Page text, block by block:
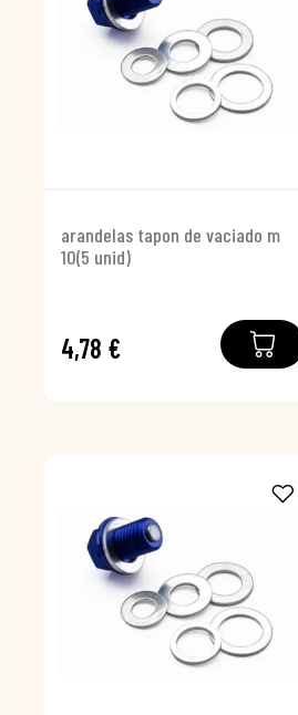
arandelas tapon de vaciado m
10(5 unid)
4,78 €